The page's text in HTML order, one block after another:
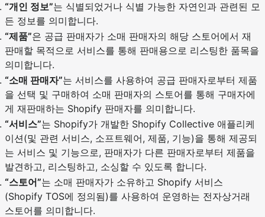
“개인 정보”는 식별되었거나 식별 가능한 자연인과 관련된 모
든 정보를 의미합니다.
“제품”은 공급 판매자가 소매 판매자의 해당 스토어에서 재
판매할 목적으로 서비스를 통해 판매용으로 리스팅한 품목을
의미합니다.
“소매 판매자”는 서비스를 사용하여 공급 판매자로부터 제품
을 선택 및 구매하여 소매 판매자의 스토어를 통해 구매자에
게 재판매하는 Shopify 판매자를 의미합니다.
“서비스”는 Shopify가 개발한 Shopify Collective 애플리케
이션(및 관련 서비스, 소프트웨어, 제품, 기능)을 통해 제공되
는 서비스 및 기능으로, 판매자가 다른 판매자로부터 제품을
발견하고, 리스팅하고, 소싱할 수 있도록 합니다.
“스토어”는 소매 판매자가 소유하고 Shopify 서비스
(Shopify TOS에 정의됨)를 사용하여 운영하는 전자상거래
스토어를 의미합니다.